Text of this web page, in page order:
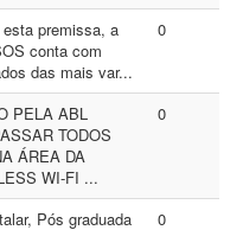
premissa, a
conta com
das mais var...
0
PELA ABL
TODOS
ÁREA DA
WI-FI ...
0
Pós graduada
0